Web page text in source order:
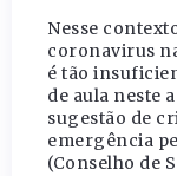
Nesse
coronavirus
é tão
de aula neste
sugestão de
emergência
(Conselho de